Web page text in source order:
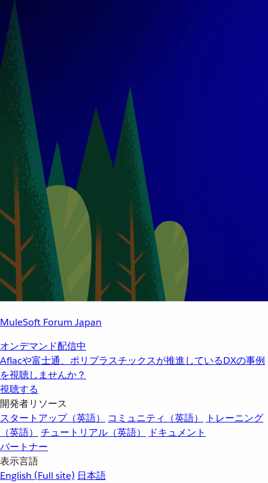
MuleSoft Forum Japan
オンデマンド配信中
Aflacや富士通、ポリプラスチックスが推進しているDXの事例
を視聴しませんか？
視聴する
開発者リソース
スタートアップ（英語）
コミュニティ（英語）
トレーニング
（英語）
チュートリアル（英語）
ドキュメント
パートナー
表示言語
English (Full site) 日本語